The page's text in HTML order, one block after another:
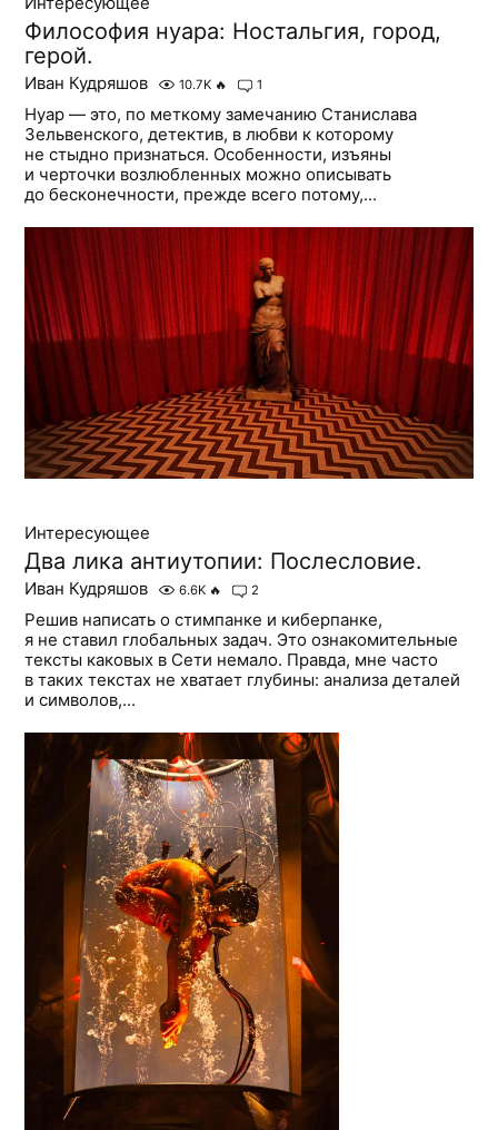
Философия нуара: Ностальгия, город,
герой.
Иван Кудряшов 10.7K 🔥 1
Нуар — это, по меткому замечанию Станислава
Зельвенского, детектив, в любви к которому
не стыдно признаться. Особенности, изъяны
и черточки возлюбленных можно описывать
до бесконечности, прежде всего потому,...
Интересующее
Два лика антиутопии: Послесловие.
Иван Кудряшов 6.6K 🔥 2
Решив написать о стимпанке и киберпанке,
я не ставил глобальных задач. Это ознакомительные
тексты каковых в Сети немало. Правда, мне часто
в таких текстах не хватает глубины: анализа деталей
и символов,...